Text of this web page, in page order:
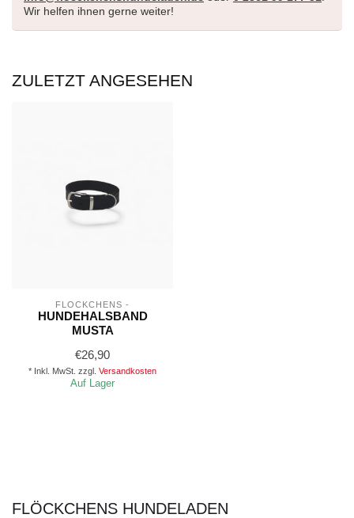
Wir helfen ihnen gerne weiter!
ZULETZT ANGESEHEN
FLÖCKCHENS -
HUNDEHALSBAND
MUSTA
€26,90
* Inkl. MwSt. zzgl. Versandkosten
Auf Lager
FLÖCKCHENS HUNDELADEN